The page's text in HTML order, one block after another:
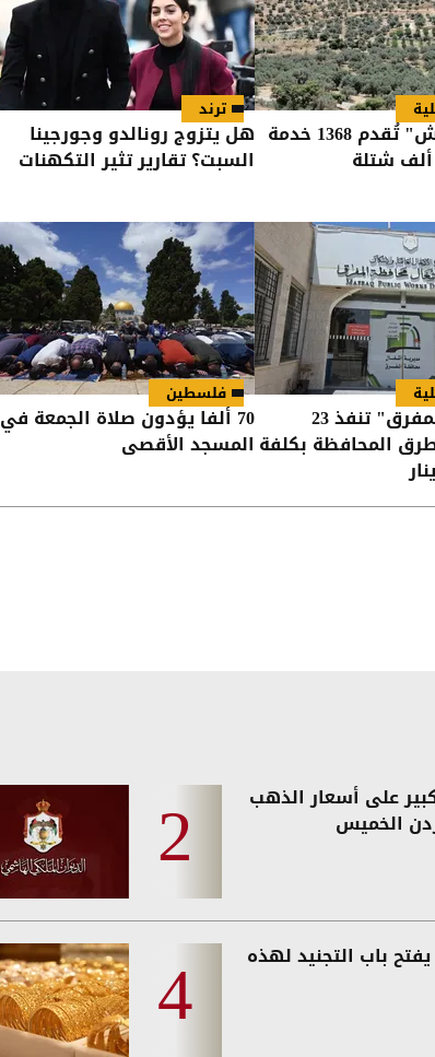
"زراعة جرش" تُقدم 1368 خدمة
ترند
هل يتزوج رونالدو وجورجينا
السبت؟ تقارير تثير التكهنات
"أشغال المفرق" تنفذ 23
المحافظة بكلفة
فلسطين
70 ألفا يؤدون صلاة الجمعة في
المسجد الأقصى
على أسعار الذهب
الخميس
باب التجنيد لهذه